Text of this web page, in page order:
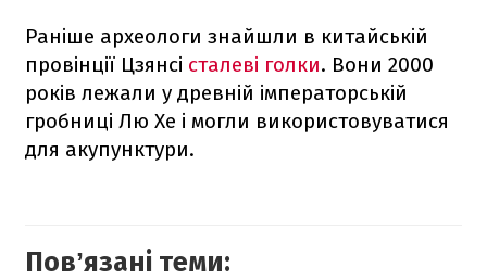
Раніше археологи знайшли в китайській
провінції Цзянсі сталеві голки. Вони 2000
років лежали у древній імператорській
гробниці Лю Хе і могли використовуватися
для акупунктури.
Повʼязані теми: